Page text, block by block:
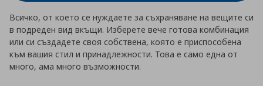
Всичко, от което се нуждаете за съхраняване на вещите си
в подреден вид вкъщи. Изберете вече готова комбинация
или си създадете своя собствена, която е приспособена
към вашия стил и принадлежности. Това е само една от
много, ама много възможности.